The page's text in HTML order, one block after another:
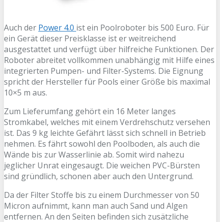
Auch der Power 4.0 ist ein Poolroboter bis 500 Euro. Für
ein Gerät dieser Preisklasse ist er weitreichend
ausgestattet und verfügt über hilfreiche Funktionen. Der
Roboter abreitet vollkommen unabhängig mit Hilfe eines
integrierten Pumpen- und Filter-Systems. Die Eignung
spricht der Hersteller für Pools einer Größe bis maximal
10×5 m aus.
Zum Lieferumfang gehört ein 16 Meter langes
Stromkabel, welches mit einem Verdrehschutz versehen
ist. Das 9 kg leichte Gefährt lässt sich schnell in Betrieb
nehmen. Es fährt sowohl den Poolboden, als auch die
Wände bis zur Wasserlinie ab. Somit wird nahezu
jeglicher Unrat eingesaugt. Die weichen PVC-Bürsten
sind gründlich, schonen aber auch den Untergrund.
Da der Filter Stoffe bis zu einem Durchmesser von 50
Micron aufnimmt, kann man auch Sand und Algen
entfernen. An den Seiten befinden sich zusätzliche